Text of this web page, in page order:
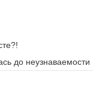
до неузнаваемости